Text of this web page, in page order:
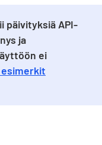
päivityksiä API-
ja
ei